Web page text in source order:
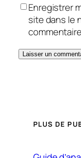
Enregistrer
site dans le
PLUS DE